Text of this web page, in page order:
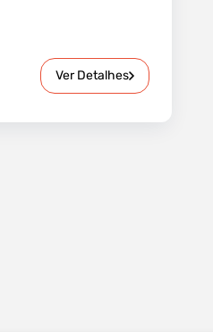
Ver Detalhes